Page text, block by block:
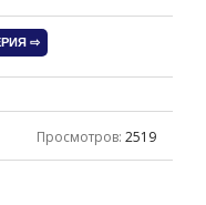
Просмотров: 2519